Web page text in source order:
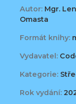
Autor: Mgr.
Omasta
Formát knihy:
Vydavatel:
Kategorie:
Rok vydání: